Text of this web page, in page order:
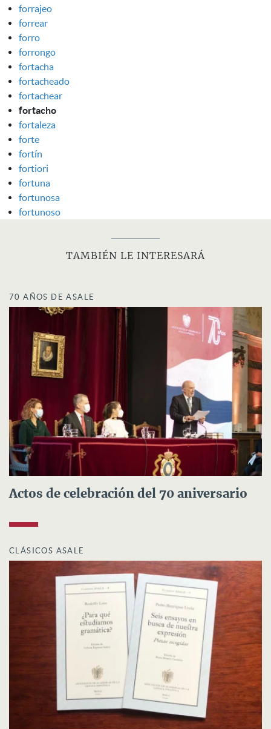
forrajeo
forrear
forro
forrongo
fortacha
fortacheado
fortachear
fortacho
fortaleza
forte
fortín
fortiori
fortuna
fortunosa
fortunoso
TAMBIÉN LE INTERESARÁ
70 AÑOS DE ASALE
Actos de celebración del 70 aniversario
CLÁSICOS ASALE